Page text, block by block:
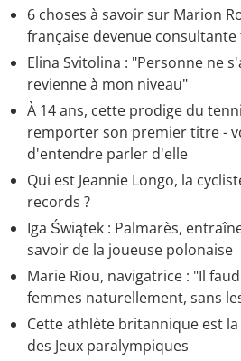
6 choses à savoir sur Marion
française devenue consultante
Elina Svitolina : "Personne ne
revienne à mon niveau"
À 14 ans, cette prodige du
remporter son premier titre -
d'entendre parler d'elle
Qui est Jeannie Longo, la
records ?
Iga Świątek : Palmarès,
savoir de la joueuse polonaise
Marie Riou, navigatrice : "Il
femmes naturellement, sans
Cette athlète britannique est
des Jeux paralympiques